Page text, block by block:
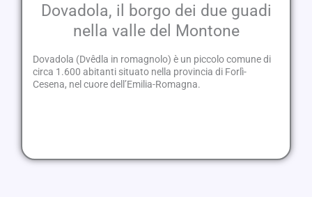
Dovadola, il borgo dei due guadi
nella valle del Montone
Dovadola (Dvêdla in romagnolo) è un piccolo comune di
circa 1.600 abitanti situato nella provincia di Forlì-
Cesena, nel cuore dell’Emilia-Romagna.